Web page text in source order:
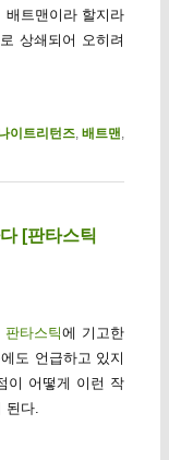
트맨이라 할지라
상쇄되어 오히려
이트리턴즈,배트맨,
[판타스틱
판타스틱에 기고한
도 언급하고 있지
이 어떻게 이런 작
다.